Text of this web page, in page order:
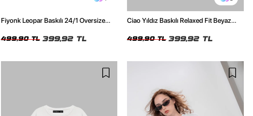
Fiyonk Leopar Baskılı 24/1 Oversize
499,90 TL 399,92 TL
Ciao Yıldız Baskılı Relaxed Fit Beyaz
499,90 TL 399,92 TL